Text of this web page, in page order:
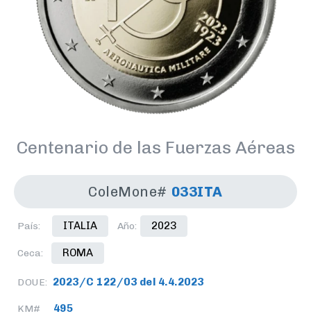
Centenario de las Fuerzas Aéreas
ColeMone# 033ITA
País: ITALIA Año: 2023
Ceca: ROMA
DOUE: 2023/C 122/03 del 4.4.2023
KM# 495